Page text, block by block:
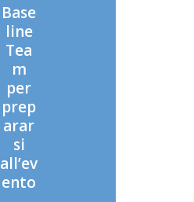
Base
line
Tea
m
per
prep
arar
si
all’ev
ento